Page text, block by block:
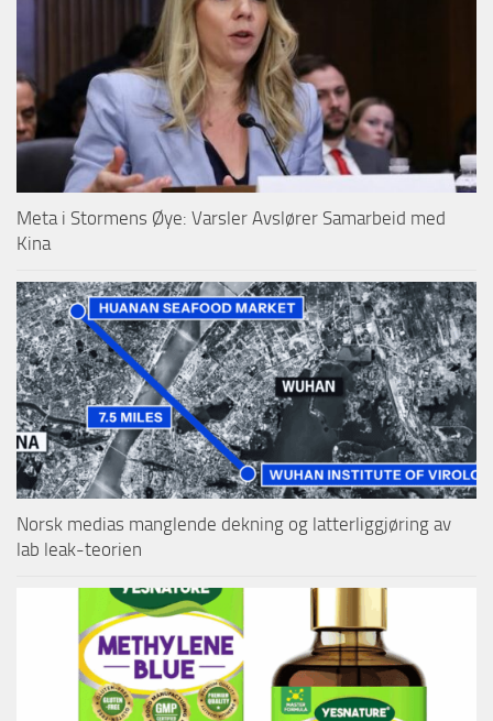
Meta i Stormens Øye: Varsler Avslører Samarbeid med
Kina
Norsk medias manglende dekning og latterliggjøring av
lab leak-teorien